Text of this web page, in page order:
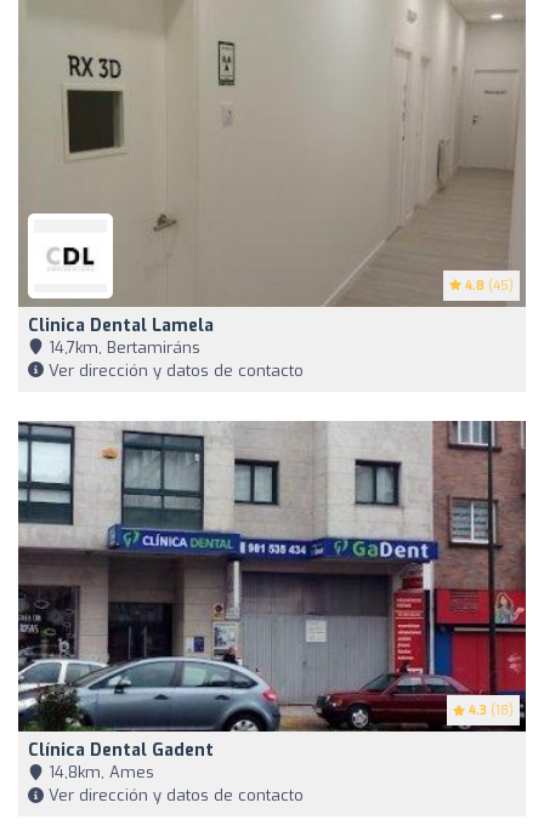
4.8 (45)
Clinica Dental Lamela
14,7km, Bertamiráns
Ver dirección y datos de contacto
4.3 (18)
Clínica Dental Gadent
14,8km, Ames
Ver dirección y datos de contacto